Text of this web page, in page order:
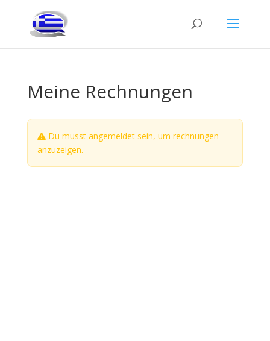
Meine Rechnungen
Du musst angemeldet sein, um rechnungen
anzuzeigen.